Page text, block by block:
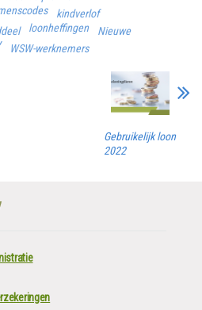
kindverlof
loonheffingen
Nieuwe
WSW-werknemers
Gebruikelijk loon
2022